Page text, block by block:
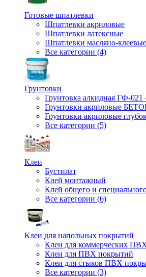
Готовые шпатлевки
Шпатлевки акриловые
Шпатлевки латексные
Шпатлевки масляно-клеевые
Все категории (4)
Грунтовки
Грунтовка алкидная ГФ-
Грунтовки акриловые
Грунтовки акриловые
Все категории (5)
Клеи
Бустилат
Клей монтажный
Клей общего и
Все категории (6)
Клеи для напольных покрытий
Клеи для коммерческих
Клеи для ПВХ покрытий
Клеи для стыков ПВХ
Все категории (3)